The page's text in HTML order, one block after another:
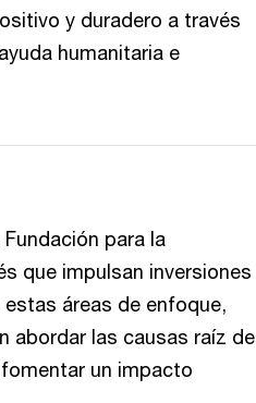
y duradero a través
humanitaria e
para la
que impulsan inversiones
áreas de enfoque,
abordar las causas raíz de
un impacto